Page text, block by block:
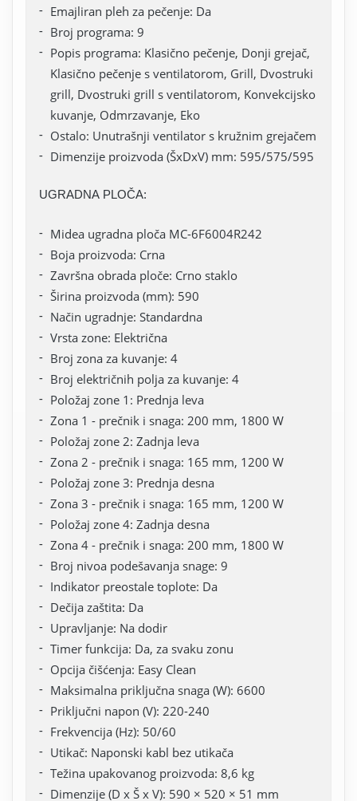
Emajliran pleh za pečenje: Da
Broj programa: 9
Popis programa: Klasično pečenje, Donji grejač,
Klasično pečenje s ventilatorom, Grill, Dvostruki
grill, Dvostruki grill s ventilatorom, Konvekcijsko
kuvanje, Odmrzavanje, Eko
Ostalo: Unutrašnji ventilator s kružnim grejačem
Dimenzije proizvoda (ŠxDxV) mm: 595/575/595
UGRADNA PLOČA:
Midea ugradna ploča MC-6F6004R242
Boja proizvoda: Crna
Završna obrada ploče: Crno staklo
Širina proizvoda (mm): 590
Način ugradnje: Standardna
Vrsta zone: Električna
Broj zona za kuvanje: 4
Broj električnih polja za kuvanje: 4
Položaj zone 1: Prednja leva
Zona 1 - prečnik i snaga: 200 mm, 1800 W
Položaj zone 2: Zadnja leva
Zona 2 - prečnik i snaga: 165 mm, 1200 W
Položaj zone 3: Prednja desna
Zona 3 - prečnik i snaga: 165 mm, 1200 W
Položaj zone 4: Zadnja desna
Zona 4 - prečnik i snaga: 200 mm, 1800 W
Broj nivoa podešavanja snage: 9
Indikator preostale toplote: Da
Dečija zaštita: Da
Upravljanje: Na dodir
Timer funkcija: Da, za svaku zonu
Opcija čišćenja: Easy Clean
Maksimalna priključna snaga (W): 6600
Priključni napon (V): 220-240
Frekvencija (Hz): 50/60
Utikač: Naponski kabl bez utikača
Težina upakovanog proizvoda: 8,6 kg
Dimenzije (D x Š x V): 590 × 520 × 51 mm